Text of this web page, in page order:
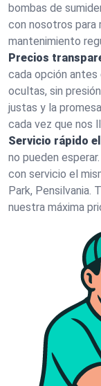
bombas de
con nosotros para
mantenimiento
Precios
cada opción antes
ocultas, sin
justas y la
cada vez que nos
Servicio rápido
no pueden
con servicio el
Park, Pensilvania.
nuestra máxima